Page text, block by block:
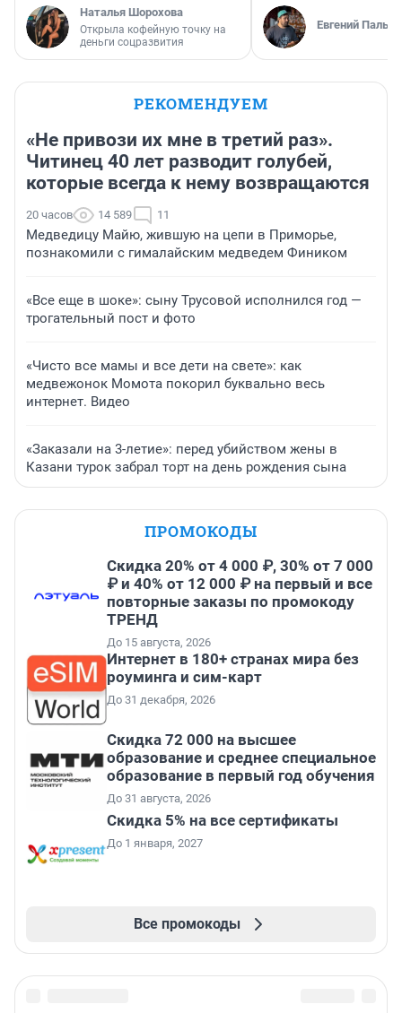
Наталья Шорохова
Открыла кофейную точку на
деньги соцразвития
Евгений
РЕКОМЕНДУЕМ
«Не привози их мне в третий раз».
Читинец 40 лет разводит голубей,
которые всегда к нему возвращаются
20 часов 14 589 11
Медведицу Майю, жившую на цепи в Приморье,
познакомили с гималайским медведем Фиником
«Все еще в шоке»: сыну Трусовой исполнился год —
трогательный пост и фото
«Чисто все мамы и все дети на свете»: как
медвежонок Момота покорил буквально весь
интернет. Видео
«Заказали на 3-летие»: перед убийством жены в
Казани турок забрал торт на день рождения сына
ПРОМОКОДЫ
Скидка 20% от 4 000 ₽, 30% от 7 000
₽ и 40% от 12 000 ₽ на первый и все
повторные заказы по промокоду
ТРЕНД
До 15 августа, 2026
Интернет в 180+ странах мира без
роуминга и сим-карт
До 31 декабря, 2026
Скидка 72 000 на высшее
образование и среднее специальное
образование в первый год обучения
До 31 августа, 2026
Скидка 5% на все сертификаты
До 1 января, 2027
Все промокоды